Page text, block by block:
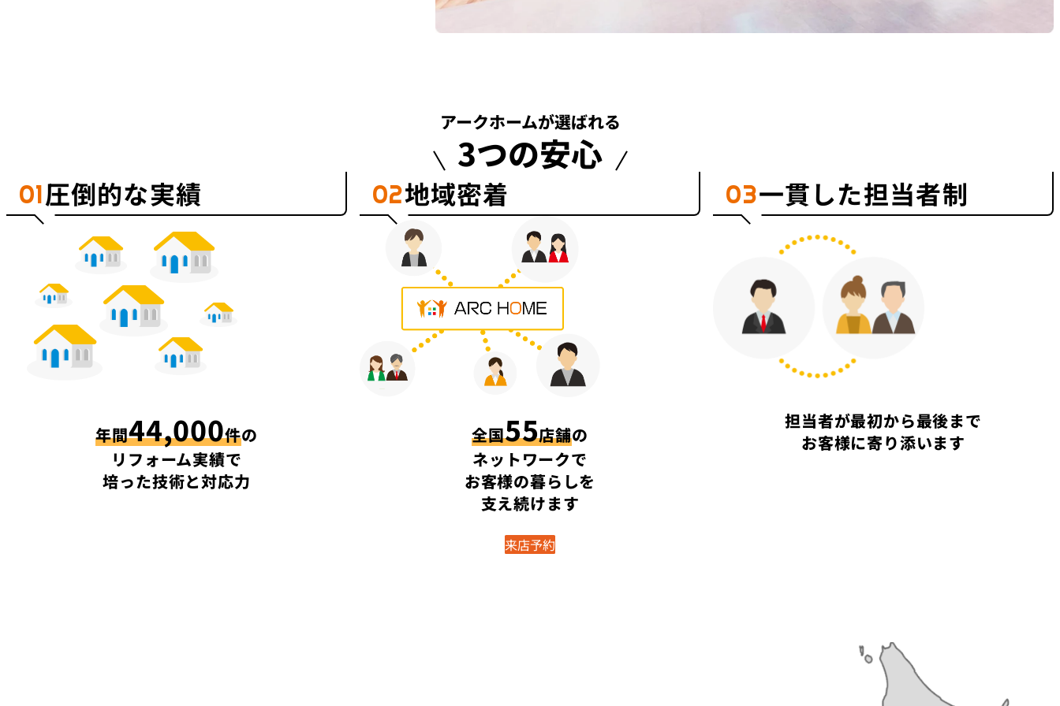
アークホームが選ばれる
3つの安心
圧倒的な実績
年間44,000件の
リフォーム実績で
培った技術と対応力
地域密着
全国55店舗の
ネットワークで
お客様の暮らしを
支え続けます
一貫した担当者制
担当者が最初から最後まで
お客様に寄り添います
来店予約